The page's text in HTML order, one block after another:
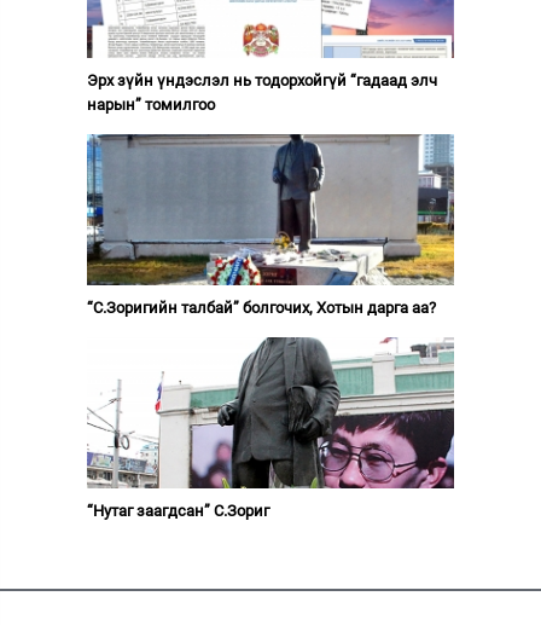
Эрх зүйн үндэслэл нь тодорхойгүй “гадаад элч
нарын” томилгоо
“С.Зоригийн талбай” болгочих, Хотын дарга аа?
“Нутаг заагдсан” С.Зориг